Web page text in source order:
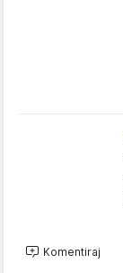
Komentiraj